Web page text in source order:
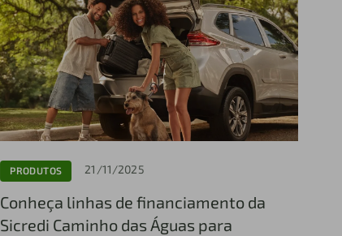
PRODUTOS 21/11/2025
Conheça linhas de financiamento da
Sicredi Caminho das Águas para